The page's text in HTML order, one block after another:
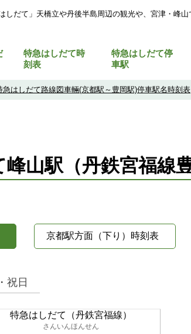
しだて」天橋立や丹後半島周辺の観光や、宮津・峰
特急はしだて時
刻表
特急はしだて停
車駅
急はしだて路線図車輛(京都駅～豊岡駅)停車駅名時刻表
山駅（丹鉄宮福線
京都駅方面（下り）時刻表
祝日
特急はしだて（丹鉄宮福線）
さんいんほんせん